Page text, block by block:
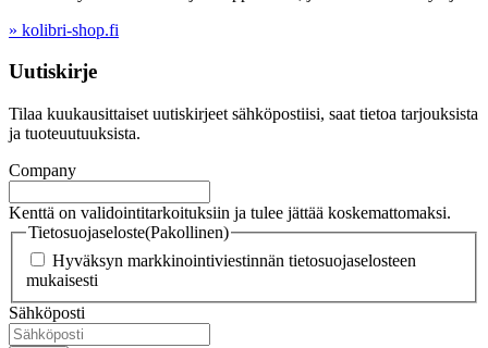
» kolibri-shop.fi
Uutiskirje
Tilaa kuukausittaiset uutiskirjeet sähköpostiisi, saat tietoa tarjouksista
ja tuoteuutuuksista.
Company
Kenttä on validointitarkoituksiin ja tulee jättää koskemattomaksi.
Tietosuojaseloste(Pakollinen)
Hyväksyn markkinointiviestinnän tietosuojaselosteen
mukaisesti
Sähköposti